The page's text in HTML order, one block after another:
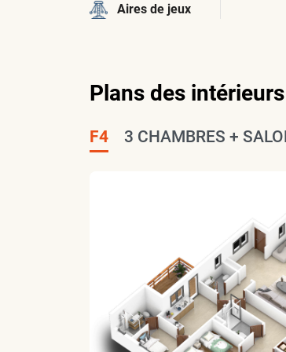
Aires de jeux
Plans des intérieurs
F4 3 CHAMBRES +